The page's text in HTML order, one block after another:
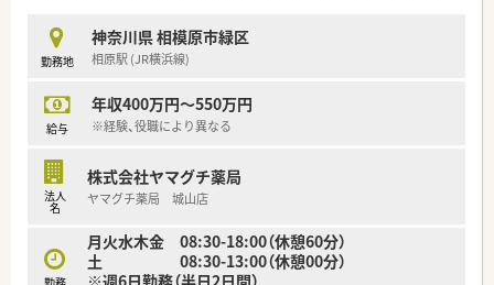
■週休2.5日制を採用しているため、週の半ばや週末にしっかり
と休息を取ることができ、心身ともに健やかに就業可能です。
■残業代は1分単位で計算されて全額支給される仕組みとなって
勤務地
神奈川県 相模原市緑区
相原駅 (JR横浜線)
給与
年収400万円～550万円
※経験、役職により異なる
法人
名
株式会社ヤマグチ薬局
ヤマグチ薬局 城山店
月火水木金 08:30-18:00（休憩60分）
土 08:30-13:00（休憩00分）
※週6日勤務（半日2日間）